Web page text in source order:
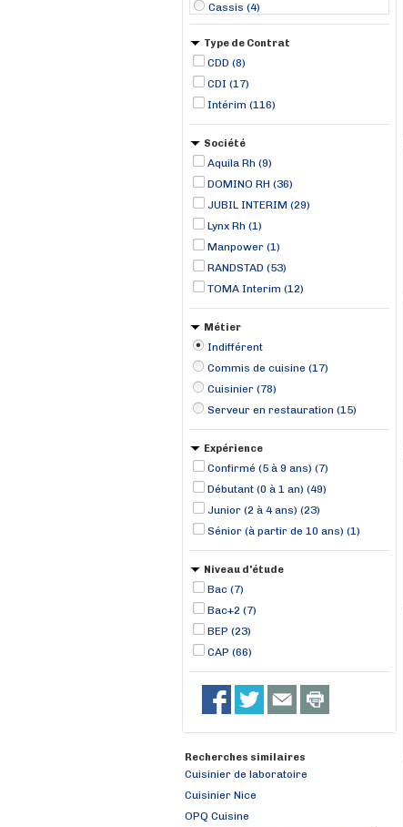
Cassis (4)
Narbonne (4)
Biarritz (3)
Reims (3)
Toulouse (3)
Épernay (3)
Type de Contrat
CDD (8)
CDI (17)
Intérim (116)
Société
Aquila Rh (9)
DOMINO RH (36)
JUBIL INTERIM (29)
Lynx Rh (1)
Manpower (1)
RANDSTAD (53)
TOMA Interim (12)
Métier
Indifférent
Commis de cuisine (17)
Cuisinier (78)
Serveur en restauration (15)
Expérience
Confirmé (5 à 9 ans) (7)
Débutant (0 à 1 an) (49)
Junior (2 à 4 ans) (23)
Sénior (à partir de 10 ans) (1)
Niveau d'étude
Bac (7)
Bac+2 (7)
BEP (23)
CAP (66)
Recherches similaires
Cuisinier de laboratoire
Cuisinier Nice
OPQ Cuisine